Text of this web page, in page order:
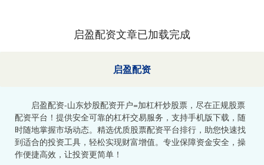
启盈配资文章已加载完成
启盈配资
启盈配资-山东炒股配资开户=加杠杆炒股票，尽在正规股票
配资平台！提供安全可靠的杠杆交易服务，支持手机版下载，随
时随地掌握市场动态。精选优质股票配资平台排行，助您快速找
到适合的投资工具，轻松实现财富增值。专业保障资金安全，操
作便捷高效，让投资更简单！